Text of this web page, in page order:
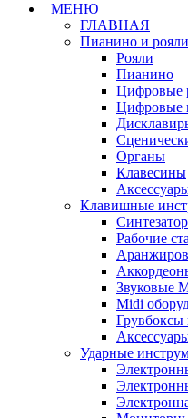
МЕНЮ
ГЛАВНАЯ
Пианино и рояли
Рояли
Пианино
Цифровые
Цифровые
Органы
Клавесины
Клавишные
Рабочие
Звуковые
Midi
Ударные